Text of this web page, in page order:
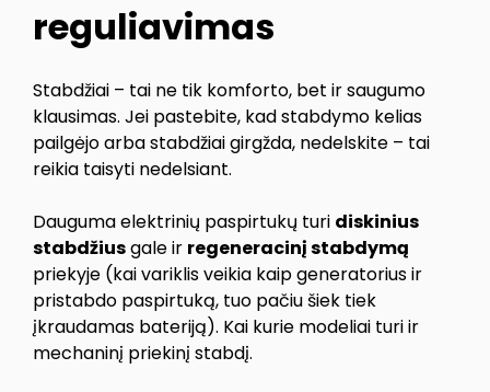
reguliavimas
Stabdžiai – tai ne tik komforto, bet ir saugumo
klausimas. Jei pastebite, kad stabdymo kelias
pailgėjo arba stabdžiai girgžda, nedelskite – tai
reikia taisyti nedelsiant.
Dauguma elektrinių paspirtukų turi diskinius
stabdžiusgale ir regeneracinį stabdymą
priekyje (kai variklis veikia kaip generatorius ir
pristabdo paspirtuką, tuo pačiu šiek tiek
įkraudamas bateriją). Kai kurie modeliai turi ir
mechaninį priekinį stabdį.